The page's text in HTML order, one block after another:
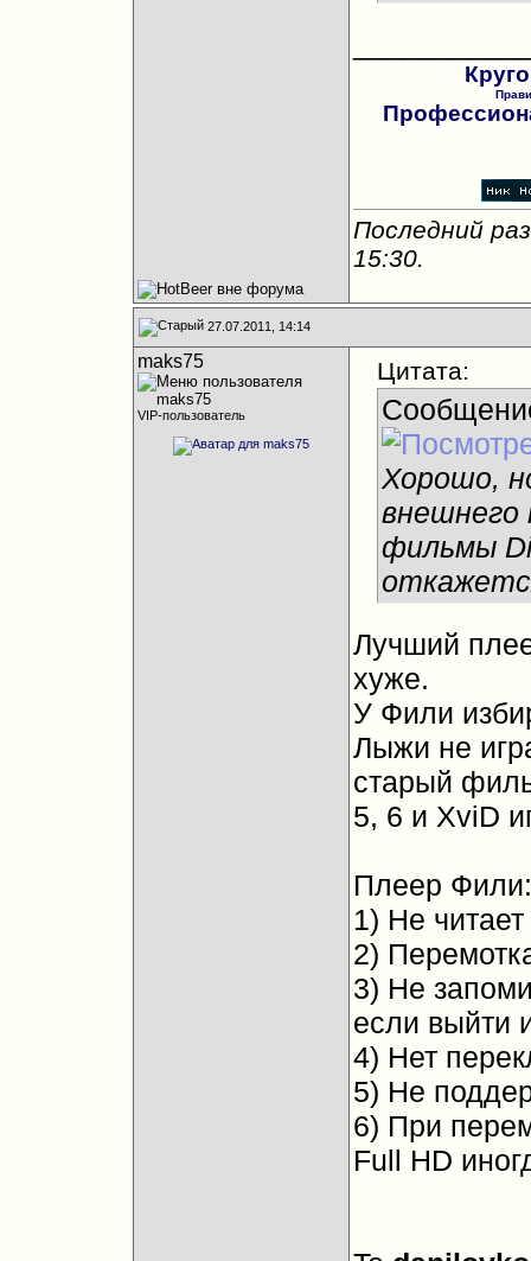
Последний
15:30.
27.07.2011, 14:14
maks75
VIP-пользователь
Цитата:
Хорошо,
внешнего
фильмы
Лучший
хуже.
У Фили
Лыжи не
старый
5, 6 и XviD
Плеер Фили:
1) Не
2)
3) Не
если выйти
4) Нет
5) Не
6) При
Full HD